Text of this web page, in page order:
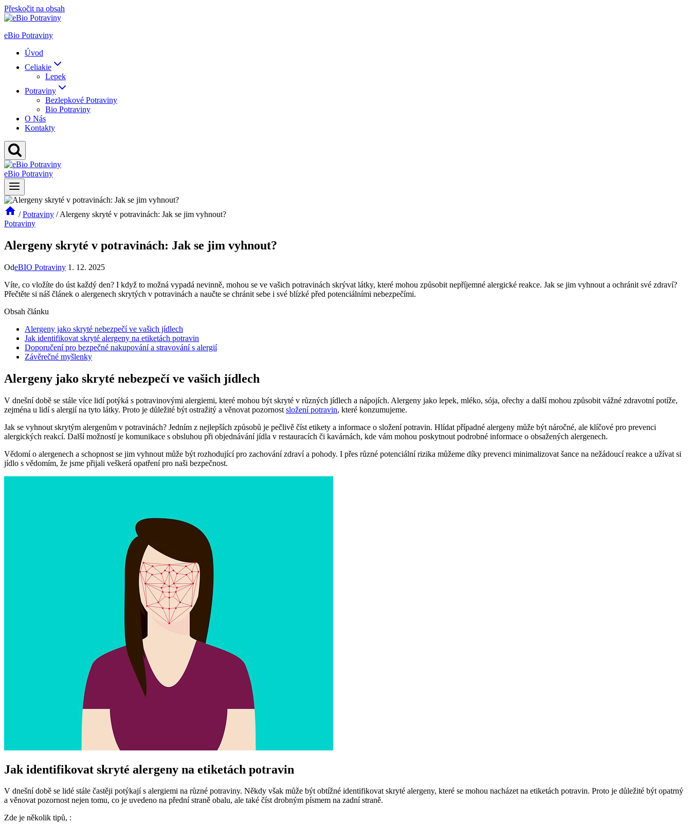
Přeskočit na obsah
eBio Potraviny
Úvod
Celiakie
Lepek
Potraviny
Bezlepkové Potraviny
Bio Potraviny
O Nás
Kontakty
eBio Potraviny
/ Potraviny / Alergeny skryté v potravinách: Jak se jim vyhnout?
Potraviny
Alergeny skryté v potravinách: Jak se jim vyhnout?
OdeBIO Potraviny 1. 12. 2025
Víte, co vložíte do úst každý den? I když to možná vypadá nevinně, mohou se ve vašich potravinách skrývat látky, které mohou způsobit nepříjemné alergické reakce. Jak se jim vyhnout a ochránit své zdraví?
Přečtěte si náš článek o alergenech skrytých v potravinách a naučte se chránit sebe i své blízké před potenciálními nebezpečími.
Obsah článku
Alergeny jako skryté nebezpečí ve vašich jídlech
Jak identifikovat skryté alergeny na etiketách potravin
Doporučení pro bezpečné nakupování a stravování s alergií
Závěrečné myšlenky
Alergeny jako skryté nebezpečí ve vašich jídlech
V dnešní době se stále více lidí potýká s potravinovými alergiemi, které mohou být skryté v různých jídlech a nápojích. Alergeny jako lepek, mléko, sója, ořechy a další mohou způsobit vážné zdravotní potíže,
zejména u lidí s alergií na tyto látky. Proto je důležité být ostražitý a věnovat pozornost složení potravin, které konzumujeme.
Jak se vyhnout skrytým alergenům v potravinách? Jedním z nejlepších způsobů je pečlivě číst etikety a informace o složení potravin. Hlídat případné alergeny může být náročné, ale klíčové pro prevenci
alergických reakcí. Další možností je komunikace s obsluhou při objednávání jídla v restauracích či kavárnách, kde vám mohou poskytnout podrobné informace o obsažených alergenech.
Vědomí o alergenech a schopnost se jim vyhnout může být rozhodující pro zachování zdraví a pohody. I přes různé potenciální rizika můžeme díky prevenci minimalizovat šance na nežádoucí reakce a užívat si
jídlo s vědomím, že jsme přijali veškerá opatření pro naši bezpečnost.
Jak identifikovat skryté alergeny na etiketách potravin
V dnešní době se lidé stále častěji potýkají s alergiemi na různé potraviny. Někdy však může být obtížné identifikovat skryté alergeny, které se mohou nacházet na etiketách potravin. Proto je důležité být opatrný
a věnovat pozornost nejen tomu, co je uvedeno na přední straně obalu, ale také číst drobným písmem na zadní straně.
Zde je několik tipů, :